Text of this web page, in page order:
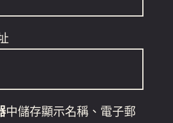
中儲存顯示名稱、電子郵